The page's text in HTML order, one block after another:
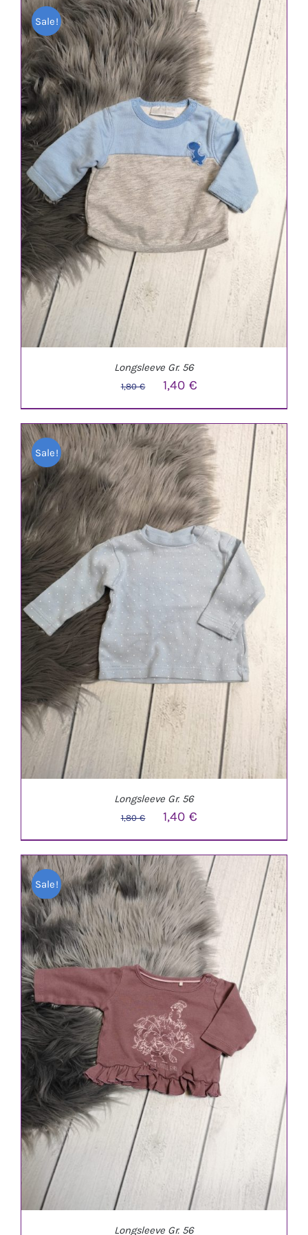
IN DEN WARENKORB / DETAILS
1,80 €
1,00 €.
Sale!
IN DEN WARENKORB / DETAILS
Longsleeve Gr. 56
1,80€
Ursprünglicher
Preis
war:
1,80 €
1,40€
Preis
ist:
1,40 €.
Sale!
IN DEN WARENKORB / DETAILS
Longsleeve Gr. 56
1,80€
Ursprünglicher
Preis
war:
1,80 €
1,40€
Preis
ist:
1,40 €.
Sale!
Longsleeve Gr. 56